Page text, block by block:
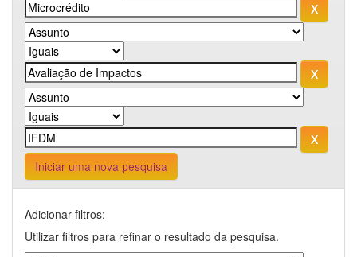
Iniciar uma nova pesquisa
Adicionar filtros:
Utilizar filtros para refinar o resultado da pesquisa.